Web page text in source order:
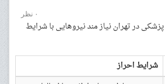
۰ نظر
در تهران نیاز مند نیروهایی با شرایط
شرایط احراز